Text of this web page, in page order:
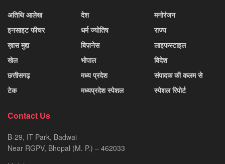
अतिथि आलेख
इनसाइट फीचर
ख़ास मुद्दा
खेल
छत्तीसगढ़
टेक
देश
धर्म ज्योतिष
बिज़नेस
भोपाल
मध्य प्रदेश
मध्यप्रदेश स्पेशल
मनोरंजन
राज्य
लाइफस्टाइल
विदेश
संपादक की कलम से
स्पेशल रिपोर्ट
Contact Us
B-29, IT Park, Badwai
Near RGPV, Bhopal (M. P.) – 462033